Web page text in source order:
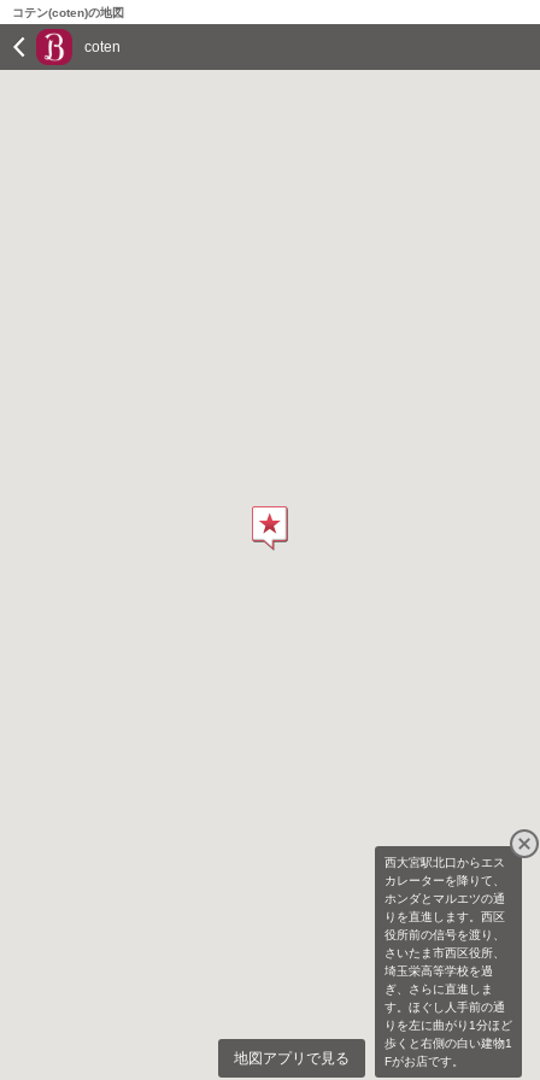
コテン(coten)の地図
coten
西大宮駅北口からエス
カレーターを降りて、
ホンダとマルエツの通
りを直進します。西区
役所前の信号を渡り、
さいたま市西区役所、
埼玉栄高等学校を過
ぎ、さらに直進しま
す。ほぐし人手前の通
りを左に曲がり1分ほど
歩くと右側の白い建物1
Fがお店です。
地図アプリで見る